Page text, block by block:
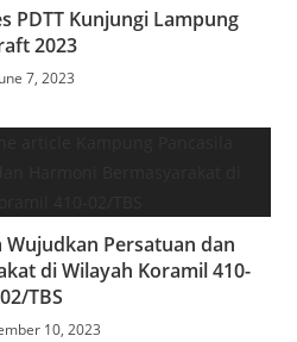
PDTT Kunjungi Lampung
2023
7, 2023
Wujudkan Persatuan dan
di Wilayah Koramil 410-
02/TBS
10, 2023